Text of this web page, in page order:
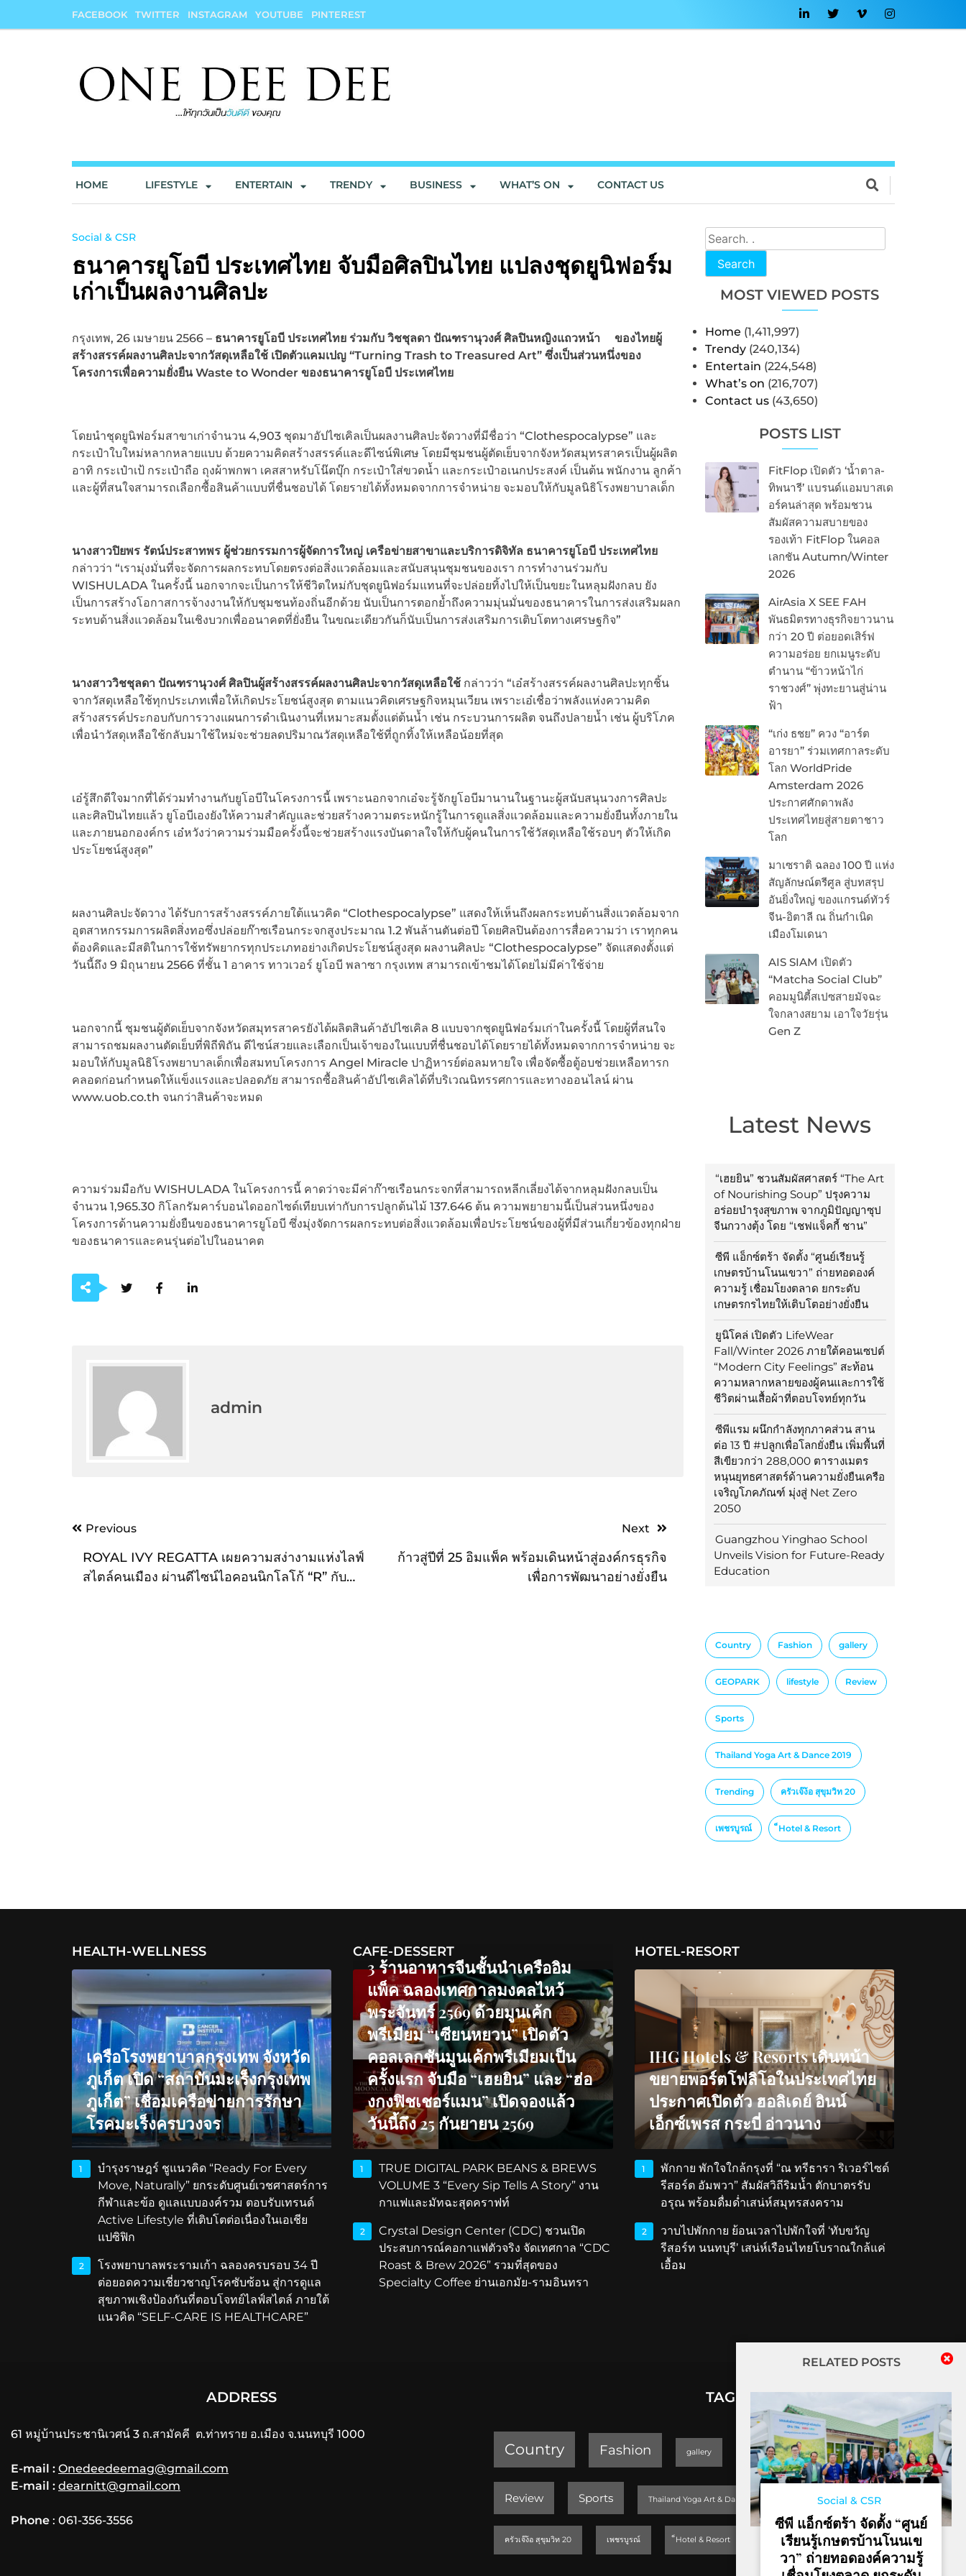
FACEBOOK TWITTER INSTAGRAM YOUTUBE PINTEREST
HOME LIFESTYLE ENTERTAIN TRENDY BUSINESS WHAT’S ON CONTACT US
Search
MOST VIEWED POSTS
Home (1,411,997)
Trendy (240,134)
Entertain (224,548)
What’s on (216,707)
Contact us (43,650)
POSTS LIST
FitFlop เปิดตัว ‘น้ำตาล-
ทิพนารี’ แบรนด์แอมบาสเด
อร์คนล่าสุด พร้อมชวน
สัมผัสความสบายของ
รองเท้า FitFlop ในคอล
เลกชัน Autumn/Winter
2026
AirAsia X SEE FAH
พันธมิตรทางธุรกิจยาวนาน
กว่า 20 ปี ต่อยอดเสิร์ฟ
ความอร่อย ยกเมนูระดับ
ตำนาน “ข้าวหน้าไก่
ราชวงศ์” พุ่งทะยานสู่น่าน
ฟ้า
“เก่ง ธชย” ควง “อาร์ต
อารยา” ร่วมเทศกาลระดับ
โลก WorldPride
Amsterdam 2026
ประกาศศักดาพลัง
ประเทศไทยสู่สายตาชาว
โลก
มาเซราติ ฉลอง 100 ปี แห่ง
สัญลักษณ์ตรีศูล สู่บทสรุป
อันยิ่งใหญ่ ของแกรนด์ทัวร์
จีน-อิตาลี ณ ถิ่นกำเนิด
เมืองโมเดนา
AIS SIAM เปิดตัว
“Matcha Social Club”
คอมมูนิตี้สเปซสายมัจฉะ
ใจกลางสยาม เอาใจวัยรุ่น
Gen Z
Latest News
“เฮยยิน” ชวนสัมผัสศาสตร์ “The Art
of Nourishing Soup” ปรุงความ
อร่อยบำรุงสุขภาพ จากภูมิปัญญาซุป
จีนกวางตุ้ง โดย “เชฟแจ็คกี้ ชาน”
ซีพี แอ็กซ์ตร้า จัดตั้ง “ศูนย์เรียนรู้
เกษตรบ้านโนนเขวา” ถ่ายทอดองค์
ความรู้ เชื่อมโยงตลาด ยกระดับ
เกษตรกรไทยให้เติบโตอย่างยั่งยืน
ยูนิโคล่ เปิดตัว LifeWear
Fall/Winter 2026 ภายใต้คอนเซปต์
“Modern City Feelings” สะท้อน
ความหลากหลายของผู้คนและการใช้
ชีวิตผ่านเสื้อผ้าที่ตอบโจทย์ทุกวัน
ซีพีแรม ผนึกกำลังทุกภาคส่วน สาน
ต่อ 13 ปี #ปลูกเพื่อโลกยั่งยืน เพิ่มพื้นที่
สีเขียวกว่า 288,000 ตารางเมตร
หนุนยุทธศาสตร์ด้านความยั่งยืนเครือ
เจริญโภคภัณฑ์ มุ่งสู่ Net Zero
2050
Guangzhou Yinghao School
Unveils Vision for Future-Ready
Education
Country Fashion gallery
GEOPARK lifestyle Review
Sports
Thailand Yoga Art & Dance 2019
Trending ครัวเจ๊ง้อ สุขุมวิท 20
เพชรบูรณ์ ็Hotel & Resort
Social & CSR
ธนาคารยูโอบี ประเทศไทย จับมือศิลปินไทย แปลงชุดยูนิฟอร์ม
เก่าเป็นผลงานศิลปะ
กรุงเทพ, 26 เมษายน 2566 – ธนาคารยูโอบี ประเทศไทย ร่วมกับ วิชชุลดา ปัณฑรานุวงศ์ ศิลปินหญิงแถวหน้า ของไทยผู้
สร้างสรรค์ผลงานศิลปะจากวัสดุเหลือใช้ เปิดตัวแคมเปญ “Turning Trash to Treasured Art” ซึ่งเป็นส่วนหนึ่งของ
โครงการเพื่อความยั่งยืน Waste to Wonder ของธนาคารยูโอบี ประเทศไทย
โดยนำชุดยูนิฟอร์มสาขาเก่าจำนวน 4,903 ชุดมาอัปไซเคิลเป็นผลงานศิลปะจัดวางที่มีชื่อว่า “Clothespocalypse” และ
กระเป๋าใบใหม่หลากหลายแบบ ด้วยความคิดสร้างสรรค์และดีไซน์พิเศษ โดยมีชุมชนผู้ตัดเย็บจากจังหวัดสมุทรสาครเป็นผู้ผลิต
อาทิ กระเป๋าเป้ กระเป๋าถือ ถุงผ้าพกพา เคสสาหรับโน๊ตบุ๊ก กระเป๋าใส่ขวดน้ำ และกระเป๋าอเนกประสงค์ เป็นต้น พนักงาน ลูกค้า
และผู้ที่สนใจสามารถเลือกซื้อสินค้าแบบที่ชื่นชอบได้ โดยรายได้ทั้งหมดจากการจำหน่าย จะมอบให้กับมูลนิธิโรงพยาบาลเด็ก
นางสาวปิยพร รัตน์ประสาทพร ผู้ช่วยกรรมการผู้จัดการใหญ่ เครือข่ายสาขาและบริการดิจิทัล ธนาคารยูโอบี ประเทศไทย
กล่าวว่า “เรามุ่งมั่นที่จะจัดการผลกระทบโดยตรงต่อสิ่งแวดล้อมและสนับสนุนชุมชนของเรา การทำงานร่วมกับ
WISHULADA ในครั้งนี้ นอกจากจะเป็นการให้ชีวิตใหม่กับชุดยูนิฟอร์มแทนที่จะปล่อยทิ้งไปให้เป็นขยะในหลุมฝังกลบ ยัง
เป็นการสร้างโอกาสการจ้างงานให้กับชุมชนท้องถิ่นอีกด้วย นับเป็นการตอกย้ำถึงความมุ่นมั่นของธนาคารในการส่งเสริมผลก
ระทบด้านสิ่งแวดล้อมในเชิงบวกเพื่ออนาคตที่ยั่งยืน ในขณะเดียวกันก็นับเป็นการส่งเสริมการเติบโตทางเศรษฐกิจ”
นางสาววิชชุลดา ปัณฑรานุวงศ์ ศิลปินผู้สร้างสรรค์ผลงานศิลปะจากวัสดุเหลือใช้กล่าวว่า “เอ๋สร้างสรรค์ผลงานศิลปะทุกชิ้น
จากวัสดุเหลือใช้ทุกประเภทเพื่อให้เกิดประโยชน์สูงสุด ตามแนวคิดเศรษฐกิจหมุนเวียน เพราะเอ๋เชื่อว่าพลังแห่งความคิด
สร้างสรรค์ประกอบกับการวางแผนการดำเนินงานที่เหมาะสมตั้งแต่ต้นน้ำ เช่น กระบวนการผลิต จนถึงปลายน้ำ เช่น ผู้บริโภค
เพื่อนำวัสดุเหลือใช้กลับมาใช้ใหม่จะช่วยลดปริมาณวัสดุเหลือใช้ที่ถูกทิ้งให้เหลือน้อยที่สุด
เอ๋รู้สึกดีใจมากที่ได้ร่วมทำงานกับยูโอบีในโครงการนี้ เพราะนอกจากเอ๋จะรู้จักยูโอบีมานานในฐานะผู้สนับสนุนวงการศิลปะ
และศิลปินไทยแล้ว ยูโอบีเองยังให้ความสำคัญและช่วยสร้างความตระหนักรู้ในการดูแลสิ่งแวดล้อมและความยั่งยืนทั้งภายใน
และภายนอกองค์กร เอ๋หวังว่าความร่วมมือครั้งนี้จะช่วยสร้างแรงบันดาลใจให้กับผู้คนในการใช้วัสดุเหลือใช้รอบๆ ตัวให้เกิด
ประโยชน์สูงสุด”
ผลงานศิลปะจัดวาง ได้รับการสร้างสรรค์ภายใต้แนวคิด “Clothespocalypse” แสดงให้เห็นถึงผลกระทบด้านสิ่งแวดล้อมจาก
อุตสาหกรรมการผลิตสิ่งทอซึ่งปล่อยก๊าซเรือนกระจกสูงประมาณ 1.2 พันล้านตันต่อปี โดยศิลปินต้องการสื่อความว่า เราทุกคน
ต้องคิดและมีสติในการใช้ทรัพยากรทุกประเภทอย่างเกิดประโยชน์สูงสุด ผลงานศิลปะ “Clothespocalypse” จัดแสดงตั้งแต่
วันนี้ถึง 9 มิถุนายน 2566 ที่ชั้น 1 อาคาร ทาวเวอร์ ยูโอบี พลาซา กรุงเทพ สามารถเข้าชมได้โดยไม่มีค่าใช้จ่าย
นอกจากนี้ ชุมชนผู้ตัดเย็บจากจังหวัดสมุทรสาครยังได้ผลิตสินค้าอัปไซเคิล 8 แบบจากชุดยูนิฟอร์มเก่าในครั้งนี้ โดยผู้ที่สนใจ
สามารถชมผลงานตัดเย็บที่พิถีพิถัน ดีไซน์สวยและเลือกเป็นเจ้าของในแบบที่ชื่นชอบได้โดยรายได้ทั้งหมดจากการจำหน่าย จะ
มอบให้กับมูลนิธิโรงพยาบาลเด็กเพื่อสมทบโครงการ Angel Miracle ปาฏิหารย์ต่อลมหายใจ เพื่อจัดซื้อตู้อบช่วยเหลือทารก
คลอดก่อนกำหนดให้แข็งแรงและปลอดภัย สามารถซื้อสินค้าอัปไซเคิลได้ที่บริเวณนิทรรศการและทางออนไลน์ ผ่าน
www.uob.co.th จนกว่าสินค้าจะหมด
ความร่วมมือกับ WISHULADA ในโครงการนี้ คาดว่าจะมีค่าก๊าซเรือนกระจกที่สามารถหลีกเลี่ยงได้จากหลุมฝังกลบเป็น
จำนวน 1,965.30 กิโลกรัมคาร์บอนไดออกไซด์เทียบเท่ากับการปลูกต้นไม้ 137.646 ต้น ความพยายามนี้เป็นส่วนหนึ่งของ
โครงการด้านความยั่งยืนของธนาคารยูโอบี ซึ่งมุ่งจัดการผลกระทบต่อสิ่งแวดล้อมเพื่อประโยชน์ของผู้ที่มีส่วนเกี่ยวข้องทุกฝ่าย
ของธนาคารและคนรุ่นต่อไปในอนาคต
admin
PostPrevious
ROYAL IVY REGATTA เผยความสง่างามแห่งไลฟ์
สไตล์คนเมือง ผ่านดีไซน์ไอคอนนิกโลโก้ “R” กับ
Next
ก้าวสู่ปีที่ 25 อิมแพ็ค พร้อมเดินหน้าสู่องค์กรธุรกิจ
เพื่อการพัฒนาอย่างยั่งยืน
RELATED POSTS
Social & CSR
ซีพี แอ็กซ์ตร้า จัดตั้ง “ศูนย์
เรียนรู้เกษตรบ้านโนนเข
วา” ถ่ายทอดองค์ความรู้
HEALTH-WELLNESS
เครือโรงพยาบาลกรุงเทพ จังหวัด
ภูเก็ต เปิด “สถาบันมะเร็งกรุงเทพ
ภูเก็ต” เชื่อมเครือข่ายการรักษา
โรคมะเร็งครบวงจร
1
บำรุงราษฎร์ ชูแนวคิด “Ready For Every
Move, Naturally” ยกระดับศูนย์เวชศาสตร์การ
กีฬาและข้อ ดูแลแบบองค์รวม ตอบรับเทรนด์
Active Lifestyle ที่เติบโตต่อเนื่องในเอเชีย
แปซิฟิก
2
โรงพยาบาลพระรามเก้า ฉลองครบรอบ 34 ปี
ต่อยอดความเชี่ยวชาญโรคซับซ้อน สู่การดูแล
สุขภาพเชิงป้องกันที่ตอบโจทย์ไลฟ์สไตล์ ภายใต้
แนวคิด “SELF-CARE IS HEALTHCARE”
CAFE-DESSERT
3 ร้านอาหารจีนชั้นนำเครืออิม
แพ็ค ฉลองเทศกาลมงคลไหว้
พระจันทร์ 2569 ด้วยมูนเค้ก
พรีเมียม “เซียนหยวน” เปิดตัว
คอลเลกชันมูนเค้กพรีเมียมเป็น
ครั้งแรก จับมือ “เฮยยิน” และ “ฮ่อ
งกงฟิชเชอร์แมน” เปิดจองแล้ว
วันนี้ถึง 25 กันยายน 2569
1
TRUE DIGITAL PARK BEANS & BREWS
VOLUME 3 “Every Sip Tells A Story” งาน
กาแฟและมัทฉะสุดคราฟท์
2
Crystal Design Center (CDC) ชวนเปิด
ประสบการณ์คอกาแฟตัวจริง จัดเทศกาล “CDC
Roast & Brew 2026” รวมที่สุดของ
Specialty Coffee ย่านเอกมัย-รามอินทรา
HOTEL-RESORT
IHG Hotels & Resorts เดินหน้า
ขยายพอร์ตโฟลิโอในประเทศไทย
ประกาศเปิดตัว ฮอลิเดย์ อินน์
เอ็กซ์เพรส กระบี่ อ่าวนาง
1
พักกาย พักใจใกล้กรุงที่ “ณ ทรีธารา ริเวอร์ไซด์
รีสอร์ต อัมพวา” สัมผัสวิถีริมน้ำ ตักบาตรรับ
อรุณ พร้อมดื่มด่ำเสน่ห์สมุทรสงคราม
2
วาบไปพักกาย ย้อนเวลาไปพักใจที่ ‘ทับขวัญ
รีสอร์ท นนทบุรี’ เสน่ห์เรือนไทยโบราณใกล้แค่
เอื้อม
ADDRESS
61 หมู่บ้านประชานิเวศน์ 3 ถ.สามัคคี ต.ท่าทราย อ.เมือง จ.นนทบุรี 1000
E-mail : Onedeedeemag@gmail.com
E-mail : dearnitt@gmail.com
Phone : 061-356-3556
TAGS
Country Fashion gallery GEOPARK lifestyle
Review Sports Thailand Yoga Art & Dance 2019 Trending
ครัวเจ๊ง้อ สุขุมวิท 20 เพชรบูรณ์ ็Hotel & Resort